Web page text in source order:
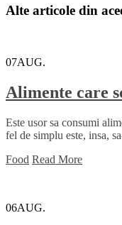
Alte articole din
07AUG.
Alimente care
Este usor sa consumi
fel de simplu este, insa,
Food Read More
06AUG.